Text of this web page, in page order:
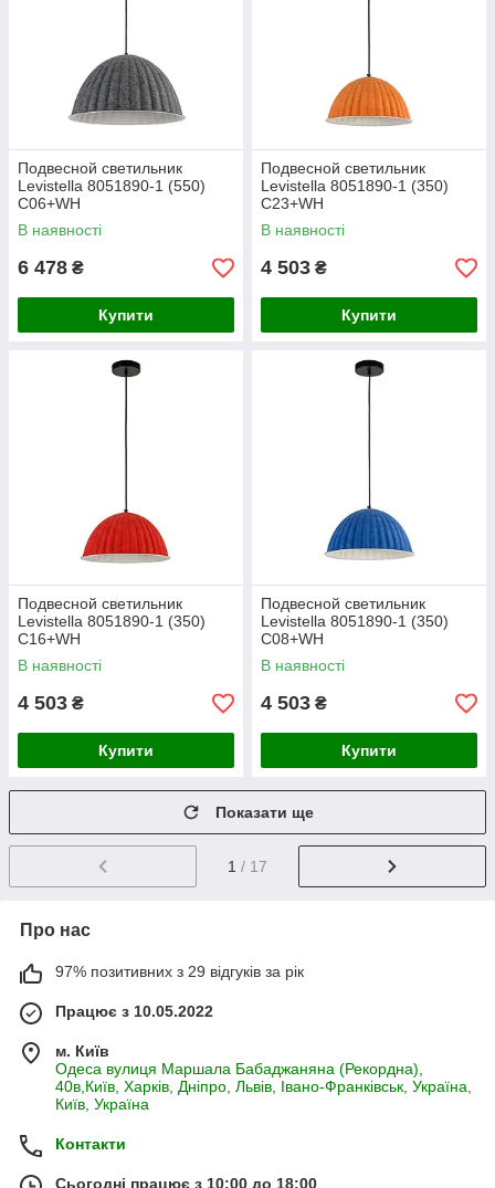
Подвесной светильник
Levistella 8051890-1 (550)
C06+WH
В наявності
6 478 ₴
Купити
Подвесной светильник
Levistella 8051890-1 (350)
C23+WH
В наявності
4 503 ₴
Купити
Подвесной светильник
Levistella 8051890-1 (350)
C16+WH
В наявності
4 503 ₴
Купити
Подвесной светильник
Levistella 8051890-1 (350)
C08+WH
В наявності
4 503 ₴
Купити
Показати ще
1 / 17
Про нас
97% позитивних з 29 відгуків за рік
Працює з 10.05.2022
м. Київ
Одеса вулиця Маршала Бабаджаняна (Рекордна),
40в,Київ, Харків, Дніпро, Львів, Івано-Франківськ, Україна,
Київ, Україна
Контакти
Сьогодні працює з 10:00 до 18:00